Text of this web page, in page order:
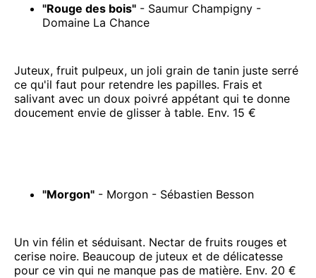
"Rouge des bois" - Saumur Champigny -
Domaine La Chance
Juteux, fruit pulpeux, un joli grain de tanin juste serré
ce qu'il faut pour retendre les papilles. Frais et
salivant avec un doux poivré appétant qui te donne
doucement envie de glisser à table. Env. 15 €
"Morgon" - Morgon - Sébastien Besson
Un vin félin et séduisant. Nectar de fruits rouges et
cerise noire. Beaucoup de juteux et de délicatesse
pour ce vin qui ne manque pas de matière. Env. 20 €